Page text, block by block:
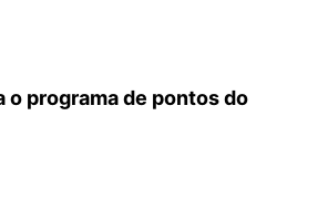
o programa de pontos do